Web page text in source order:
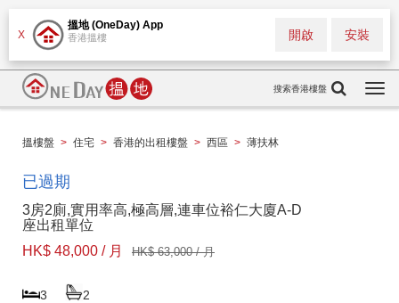
X
搵地 (OneDay) App
香港搵樓 安裝
開啟
搜索香港樓盤
搵樓盤 > 住宅 > 香港的出租樓盤 > 西區 > 薄扶林
已過期
3房2廁,實用率高,極高層,連車位裕仁大廈A-D
座出租單位
HK$ 48,000 / 月
HK$ 63,000 / 月
3 2